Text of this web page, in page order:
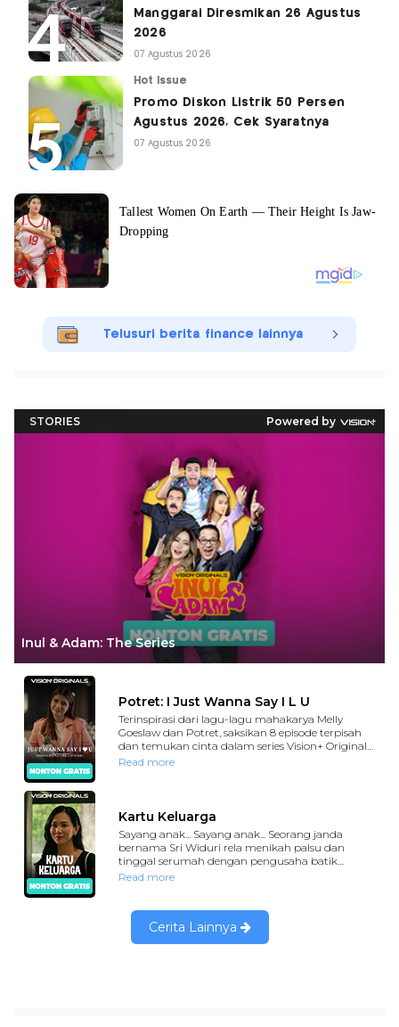
Manggarai Diresmikan 26 Agustus
2026
07 Agustus 2026
Hot Issue
Promo Diskon Listrik 50 Persen
Agustus 2026, Cek Syaratnya
07 Agustus 2026
Telusuri berita finance lainnya